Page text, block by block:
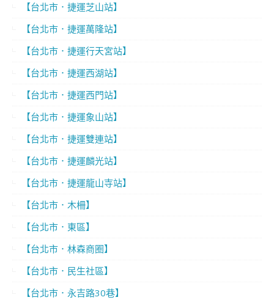
【台北市．捷運芝山站】
【台北市．捷運萬隆站】
【台北市．捷運行天宮站】
【台北市．捷運西湖站】
【台北市．捷運西門站】
【台北市．捷運象山站】
【台北市．捷運雙連站】
【台北市．捷運麟光站】
【台北市．捷運龍山寺站】
【台北市．木柵】
【台北市．東區】
【台北市．林森商圈】
【台北市．民生社區】
【台北市．永吉路30巷】